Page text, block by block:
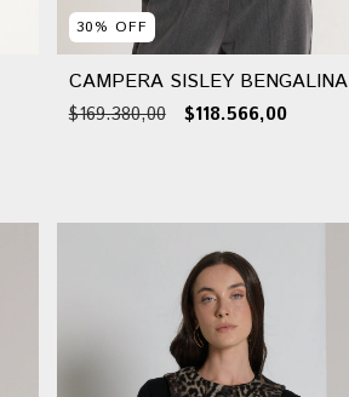
30% OFF
CAMPERA SISLEY BENGALINA
$169.380,00 $118.566,00